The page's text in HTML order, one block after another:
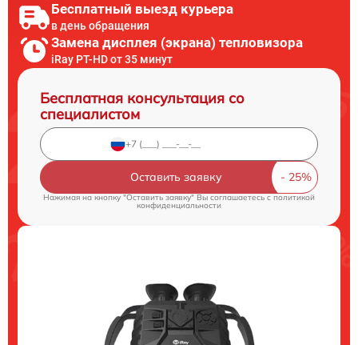
Бесплатный выезд курьера
в день обращения
Замена дисплея (экрана) тепловизора
iRay PT-HD от 35 минут
Бесплатная консультация со
специалистом
Оставить заявку
Нажимая на кнопку "Оставить заявку" Вы соглашаетесь cполитикой
конфиденциальности